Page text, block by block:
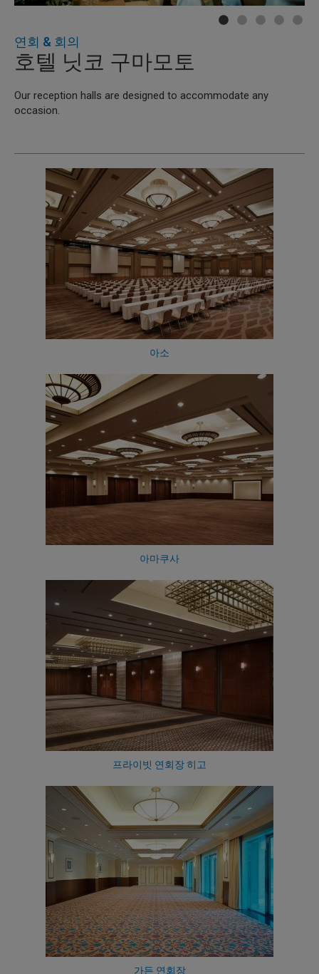
연회 & 회의
호텔 닛코 구마모토
Our reception halls are designed to accommodate any
occasion.
아소
아마쿠사
프라이빗 연회장 히고
가든 연회장